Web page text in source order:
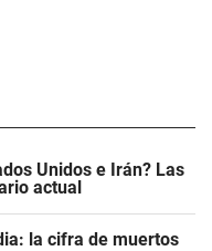
Unidos e Irán? Las
actual
la cifra de muertos